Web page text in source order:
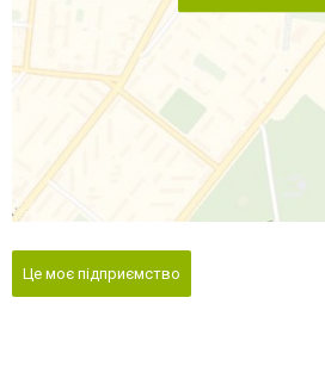
Це моє підприємство